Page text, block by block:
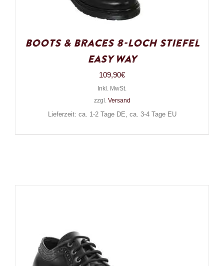
Boots & Braces 8-Loch Stiefel
Easy Way
109,90€
Inkl. MwSt.
zzgl. Versand
Lieferzeit: ca. 1-2 Tage DE, ca. 3-4 Tage EU